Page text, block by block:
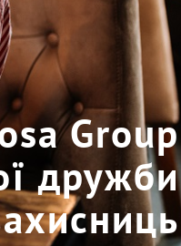
Group
дружби